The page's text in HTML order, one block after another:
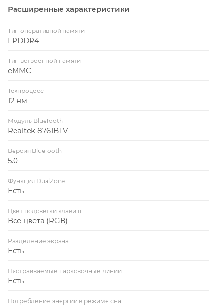
Расширенные характеристики
Тип оперативной памяти
LPDDR4
Тип встроенной памяти
eMMC
Техпроцесс
12 нм
Модуль BlueTooth
Realtek 8761BTV
Версия BlueTooth
5.0
Функция DualZone
Есть
Цвет подсветки клавиш
Все цвета (RGB)
Разделение экрана
Есть
Настраиваемые парковочные линии
Есть
Потребление энергии в режиме сна